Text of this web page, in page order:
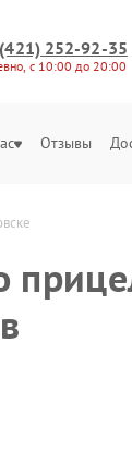
252-92-35
с 10:00 до 20:00
Отзывы